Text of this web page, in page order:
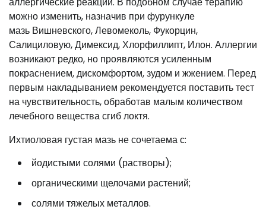
можно изменить, назначив при фурункуле
мазь Вишневского, Левомеколь, Фукорцин,
Салициловую, Димексид, Хлорфиллипт, Илон. Аллергии
возникают редко, но проявляются усиленным
покраснением, дискомфортом, зудом и жжением. Перед
первым накладыванием рекомендуется поставить тест
на чувствительность, обработав малым количеством
лечебного вещества сгиб локтя.
Ихтиоловая густая мазь не сочетаема с:
йодистыми солями (растворы);
органическими щелочами растений;
солями тяжелых металлов.